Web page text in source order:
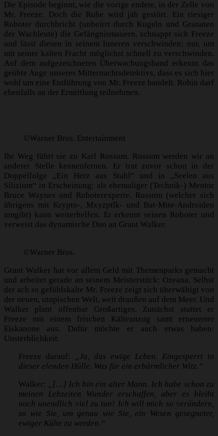
Die Episode beginnt, wie die vorige endete, in der Zelle von
Mr. Freeze. Doch die Ruhe wird jäh gestört. Ein riesiger
Roboter durchbricht (unbeirrt durch Kugeln und Granaten
der Wachleute) die Gefängnismauern, schnappt sich Freeze
und lässt diesen in seinem Inneren verschwinden; nur, um
mit seiner kalten Fracht möglichst schnell zu verschwinden.
Auf dem aufgezeichneten Überwachungsband erkennt das
geübte Auge unseres Mitternachtsdetektivs, dass es sich hier
wohl um eine Entführung von Mr. Freeze handelt. Robin darf
ebenfalls an der Ermittlung teilnehmen.
©Warner Bros. Entertainment
Ihr Weg führt sie zu Karl Rossum. Rossum werden wir an
anderer Stelle kennenlernen. Er trat zuvor schon in der
Doppelfolge „Ein Herz aus Stahl“ und in „Seelen aus
Silizium“ in Erscheinung; als ehemaliger (Technik-) Mentor
Bruce Waynes und Roboterexperte. Rossum (welcher sich
übrigens mit Krypto-, Mxyzptlk- und Bat-Mite-Androiden
umgibt) kann weiterhelfen. Er erkennt seinen Roboter und
verweist das dynamische Duo an Grant Walker.
©Warner Bros.
Grant Walker hat vor allem Geld mit Themenparks gemacht
und arbeitet gerade an seinem Meisterstück: Ozeana. Selbst
der ach so gefühlskalte Mr. Freeze zeigt sich überwältigt von
der neuen, utopischen Welt, weit draußen auf dem Meer. Und
Walker plant offenbar Großartiges. Zunächst stattet er
Freeze mit einem frischen Kälteanzug samt erneuerter
Eiskanone aus. Dafür möchte er auch etwas haben:
Unsterblichkeit.
Freeze darauf:
„Ja, das ewige Leben. Eingesperrt in
dieser elenden Hülle. Was für ein erbärmlicher Witz.“
Walker: „[…] Ich bin ein alter Mann. Ich habe schon zu
meinen Lebzeiten Wunder erschaffen, aber es bleibt
noch unendlich viel zu tun! Ich will mich so verändern,
so wie Sie, um genau wie Sie, ein Wesen gesegneter,
ewiger Kälte zu werden.“